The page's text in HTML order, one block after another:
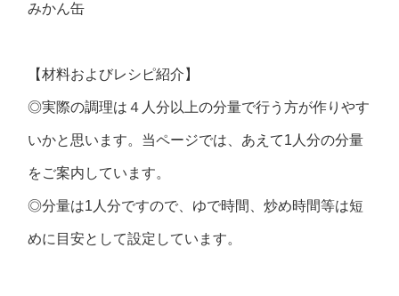
みかん缶
【材料およびレシピ紹介】
◎実際の調理は４人分以上の分量で行う方が作りやす
いかと思います。当ページでは、あえて1人分の分量
をご案内しています。
◎分量は1人分ですので、ゆで時間、炒め時間等は短
めに目安として設定しています。